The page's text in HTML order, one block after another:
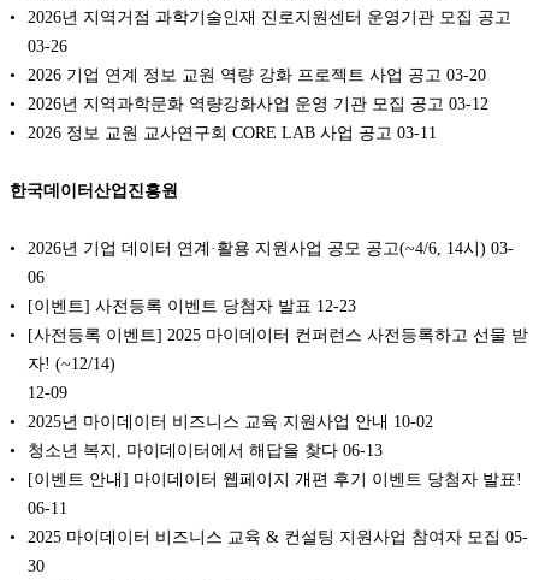
2026년 지역거점 과학기술인재 진로지원센터 운영기관 모집 공고
03-26
2026 기업 연계 정보 교원 역량 강화 프로젝트 사업 공고 03-20
2026년 지역과학문화 역량강화사업 운영 기관 모집 공고 03-12
2026 정보 교원 교사연구회 CORE LAB 사업 공고 03-11
한국데이터산업진흥원
2026년 기업 데이터 연계·활용 지원사업 공모 공고(~4/6, 14시) 03-
06
[이벤트] 사전등록 이벤트 당첨자 발표 12-23
[사전등록 이벤트] 2025 마이데이터 컨퍼런스 사전등록하고 선물 받
자! (~12/14)
12-09
‍2025년 마이데이터 비즈니스 교육 지원사업 안내 10-02
청소년 복지, 마이데이터에서 해답을 찾다 06-13
[이벤트 안내] 마이데이터 웹페이지 개편 후기 이벤트 당첨자 발표!
06-11
2025 마이데이터 비즈니스 교육 & 컨설팅 지원사업 참여자 모집 05-
30